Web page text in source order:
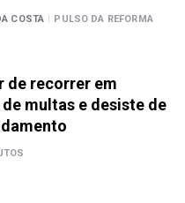
COSTA | PULSO DA REFORMA
de recorrer em
multas e desiste de